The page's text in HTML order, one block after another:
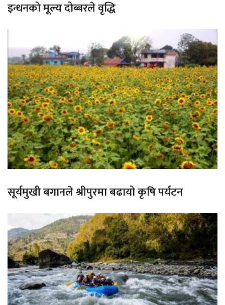
इन्धनको मूल्य दोब्बरले वृद्धि
सूर्यमुखी बगानले श्रीपुरमा बढायो कृषि पर्यटन